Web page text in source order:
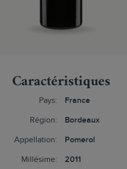
Caractéristiques
Pays: France
Région: Bordeaux
Appellation: Pomerol
Millésime: 2011